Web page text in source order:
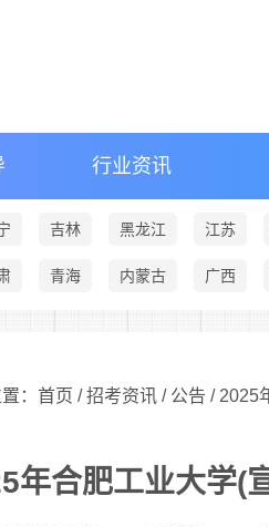
行业资讯
吉林 黑龙江 江苏
青海 内蒙古 广西
：首页 /招考资讯 / 公告 / 2025
年合肥工业大学(